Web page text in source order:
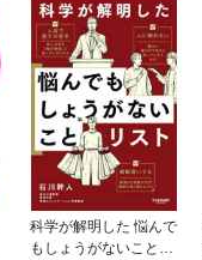
科学が解明した 悩んで
もしょうがないことリ